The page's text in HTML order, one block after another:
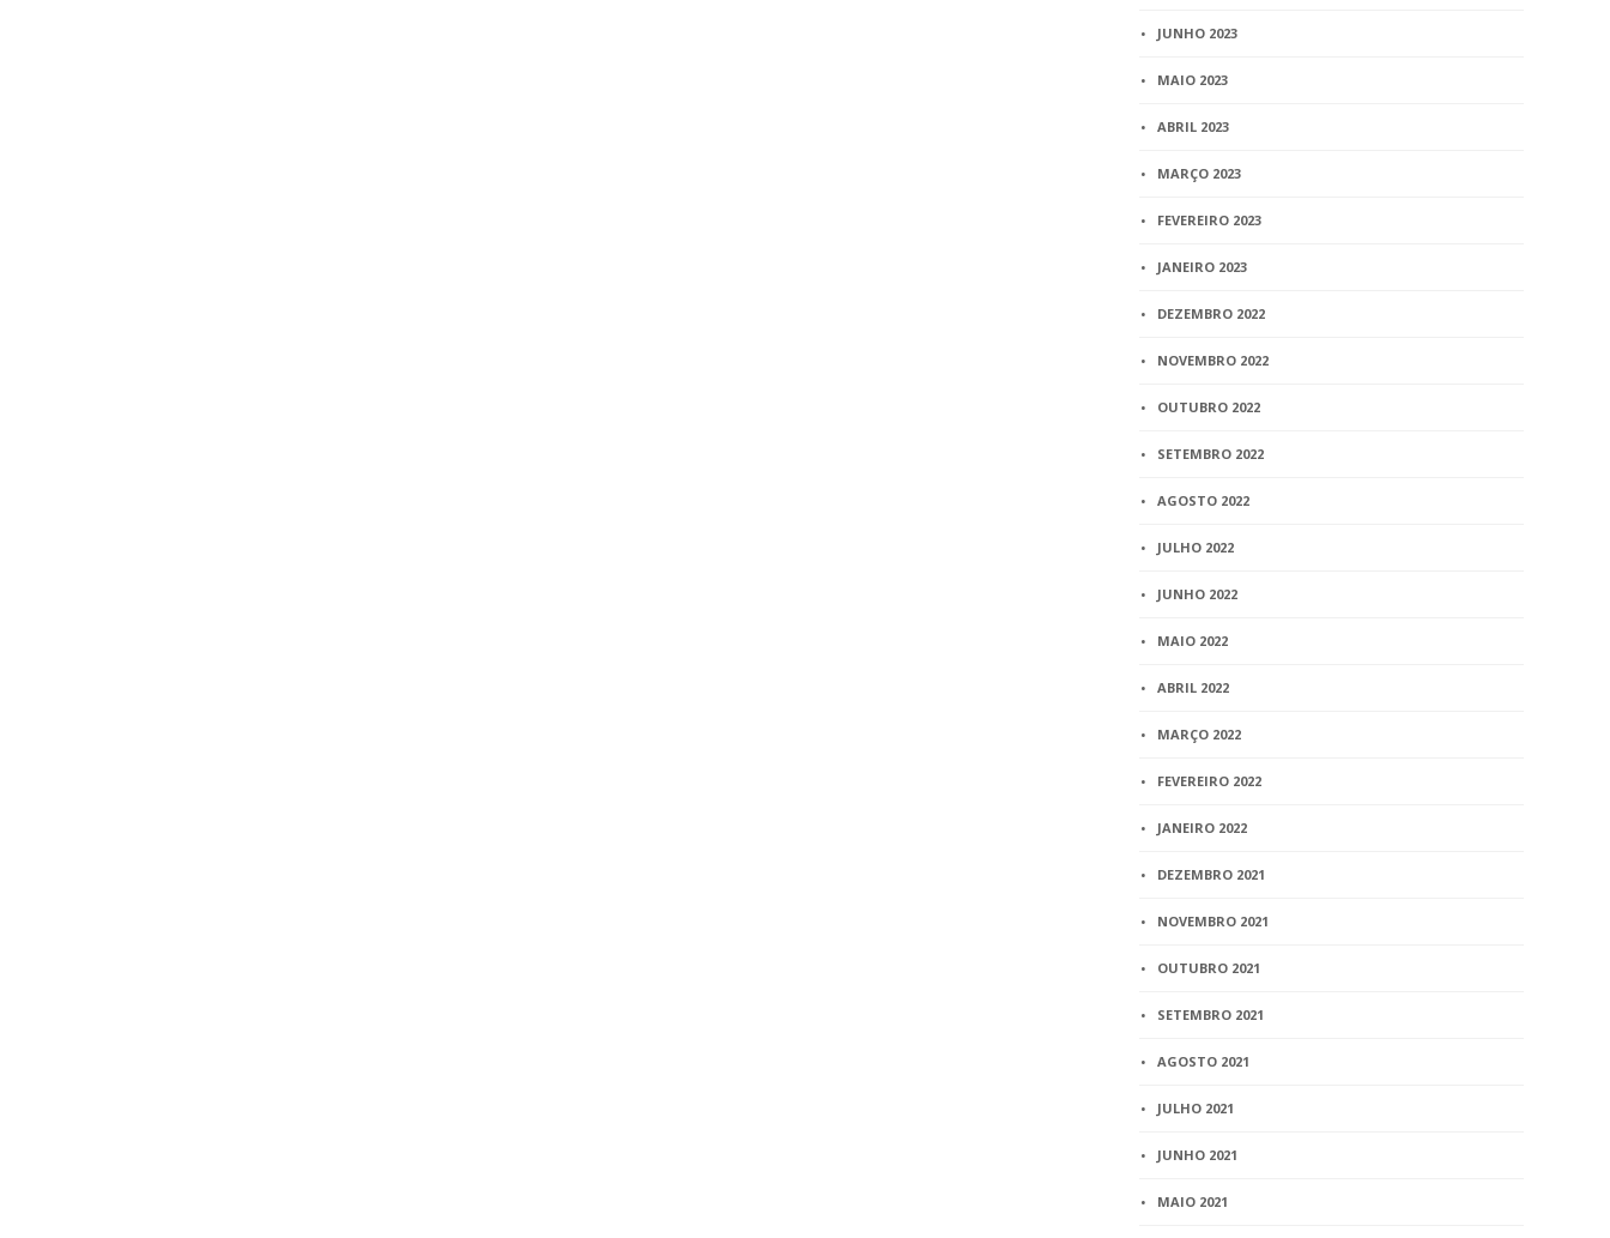
JUNHO 2023
MAIO 2023
ABRIL 2023
MARÇO 2023
FEVEREIRO 2023
JANEIRO 2023
DEZEMBRO 2022
NOVEMBRO 2022
OUTUBRO 2022
SETEMBRO 2022
AGOSTO 2022
JULHO 2022
JUNHO 2022
MAIO 2022
ABRIL 2022
MARÇO 2022
FEVEREIRO 2022
JANEIRO 2022
DEZEMBRO 2021
NOVEMBRO 2021
OUTUBRO 2021
SETEMBRO 2021
AGOSTO 2021
JULHO 2021
JUNHO 2021
MAIO 2021